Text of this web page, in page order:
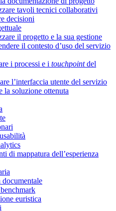
tavoli tecnici collaborativi
decisioni
il progetto e la sua gestione
il contesto d’uso del servizio
i processi e i touchpointdel
l’interfaccia utente del servizio
la soluzione ottenuta
di mappatura dell’esperienza
euristica